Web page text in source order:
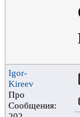
Igor-
Kireev
Про
Сообщения: